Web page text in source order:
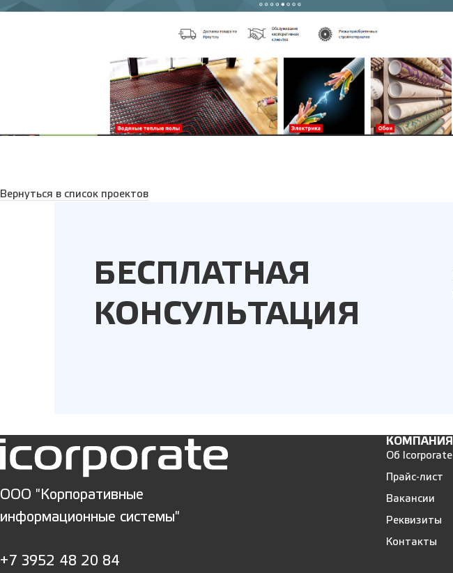
Вернуться в список проектов
БЕСПЛАТНАЯ
КОНСУЛЬТАЦИЯ
ООО "Корпоративные
информационные системы"
+7 3952 48 20 84
КОМПАНИЯ
Об Icorporate
Прайс-лист
Вакансии
Реквизиты
Контакты